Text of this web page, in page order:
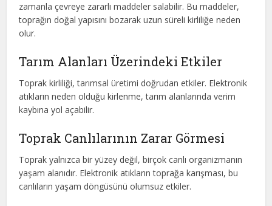
zamanla çevreye zararlı maddeler salabilir. Bu maddeler,
toprağın doğal yapısını bozarak uzun süreli kirliliğe neden
olur.
Tarım Alanları Üzerindeki Etkiler
Toprak kirliliği, tarımsal üretimi doğrudan etkiler. Elektronik
atıkların neden olduğu kirlenme, tarım alanlarında verim
kaybına yol açabilir.
Toprak Canlılarının Zarar Görmesi
Toprak yalnızca bir yüzey değil, birçok canlı organizmanın
yaşam alanıdır. Elektronik atıkların toprağa karışması, bu
canlıların yaşam döngüsünü olumsuz etkiler.